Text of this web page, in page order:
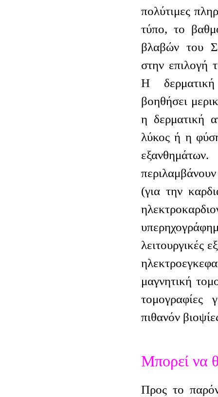
πολύτιμες
τύπο, το
βλαβών του
στην επιλογή
Η
βοηθήσει
η δερματική
λύκος ή η
(για την
λειτουργικές
μαγνητική
τομογραφίες
πιθανόν
Μπορεί να
Προς το